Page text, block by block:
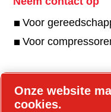
Voor
Voor
Online tools
Onze website
cookies.